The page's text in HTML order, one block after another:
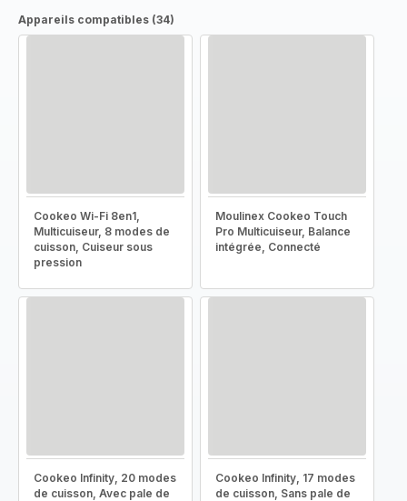
Appareils compatibles (34)
Cookeo Wi-Fi 8en1,
Multicuiseur, 8 modes de
cuisson, Cuiseur sous
pression
Moulinex Cookeo Touch
Pro Multicuiseur, Balance
intégrée, Connecté
Cookeo Infinity, 20 modes
de cuisson, Avec pale de
Cookeo Infinity, 17 modes
de cuisson, Sans pale de